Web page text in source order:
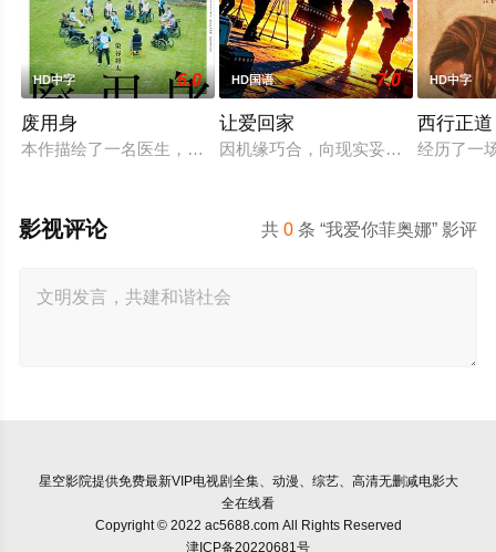
HD中字 6.0
废用身
本作描绘了一名医生，因一种围绕“废用身”——因瘫痪等原因
HD国语 7.0
让爱回家
因机缘巧合，向现实妥协的导演朱达
HD中字
西行正道
经历了一
共0 条 “我爱你菲奥娜” 影评
影视评论
星空影院提供免费最新VIP电视剧全集、动漫、综艺、高清无删减电影大
全在线看
Copyright © 2022 ac5688.com All Rights Reserved
津ICP备20220681号